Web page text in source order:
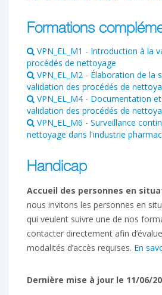
Formations
VPN_EL_M1 - Introduction à la
procédés de nettoyage
VPN_EL_M2 - Élaboration de la
validation des procédés de
VPN_EL_M4 - Documentation
validation des procédés de
VPN_EL_M6 - Surveillance
nettoyage dans l'industrie
Handicap
Accueil des personnes en
nous invitons les personnes en
qui veulent suivre une de nos
contacter directement afin
modalités d’accès requises. En
Dernière mise à jour le 11/06/